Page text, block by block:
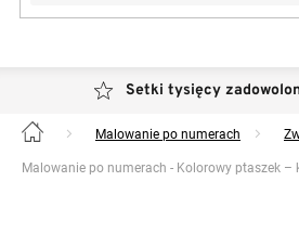
Setki tysięcy
Home Malowanie po numerach
Malowanie po numerach - Kolorowy ptaszek –